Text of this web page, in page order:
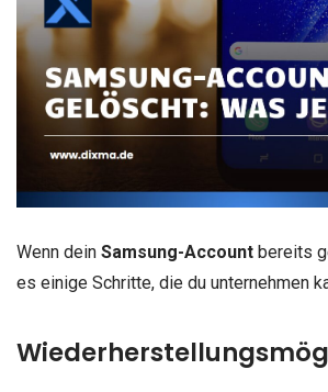
Wenn dein Samsung-Account bereits
es einige Schritte, die du unternehmen